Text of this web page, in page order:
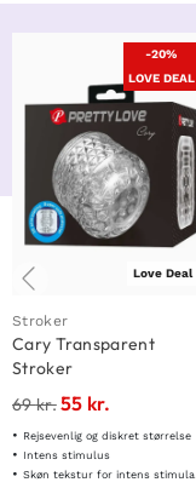
-20%
LOVE DEAL
Love Deal
Stroker
Cary Transparent
Stroker
69kr.55 kr.
Rejsevenlig og diskret størrelse
Intens stimulus
Skøn tekstur for intens stimulation!